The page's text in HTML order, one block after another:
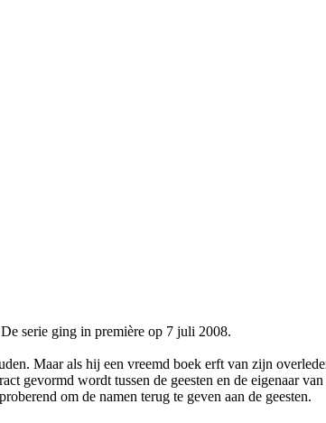
serie ging in première op 7 juli 2008.
Maar als hij een vreemd boek erft van zijn
gevormd wordt tussen de geesten en de eigenaar
om de namen terug te geven aan de geesten.